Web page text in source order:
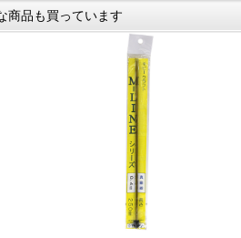
商品も買っています